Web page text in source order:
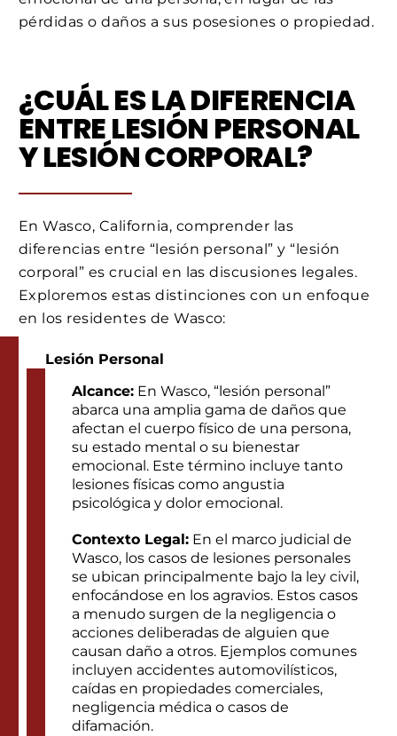
pérdidas o daños a sus posesiones o propiedad.
¿CUÁL ES LA DIFERENCIA
ENTRE LESIÓN PERSONAL
Y LESIÓN CORPORAL?
En Wasco, California, comprender las
diferencias entre “lesión personal” y “lesión
corporal” es crucial en las discusiones legales.
Exploremos estas distinciones con un enfoque
en los residentes de Wasco:
Lesión Personal
Alcance: En Wasco, “lesión personal”
abarca una amplia gama de daños que
afectan el cuerpo físico de una persona,
su estado mental o su bienestar
emocional. Este término incluye tanto
lesiones físicas como angustia
psicológica y dolor emocional.
Contexto Legal: En el marco judicial de
Wasco, los casos de lesiones personales
se ubican principalmente bajo la ley civil,
enfocándose en los agravios. Estos casos
a menudo surgen de la negligencia o
acciones deliberadas de alguien que
causan daño a otros. Ejemplos comunes
incluyen accidentes automovilísticos,
caídas en propiedades comerciales,
negligencia médica o casos de
difamación.